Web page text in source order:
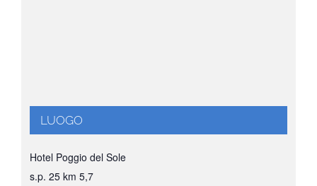
LUOGO
Hotel Poggio del Sole
s.p. 25 km 5,7